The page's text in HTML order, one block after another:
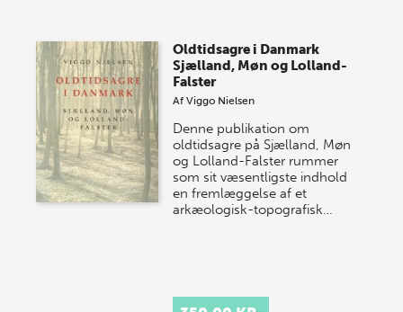
Oldtidsagre i Danmark
Sjælland, Møn og Lolland-
Falster
AfViggo Nielsen
Denne publikation om
oldtidsagre på Sjælland, Møn
og Lolland-Falster rummer
som sit væsentligste indhold
en fremlæggelse af et
arkæologisk-topografisk…